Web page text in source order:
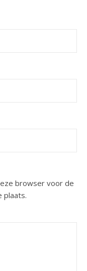
browser voor de
plaats.